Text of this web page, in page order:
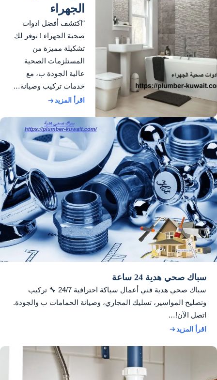
الجهراء
“اكتشف أفضل ادوات
صحية الجهراء ! نوفر لك
تشكيلة مميزة من
المستلزمات الصحية
عالية الجودة ب، مع
خدمات تركيب وصيانة…
اقرأ المزيد
سباك صحي هدية 24 ساعة
سباك صحي هدية فني أعمال سباكة احترافية 24/7 🔧 تركيب
وتصليح المواسير، تسليك المجاري، وصيانة الحمامات ب والجودة.
اتصل الآن!…
اقرأ المزيد